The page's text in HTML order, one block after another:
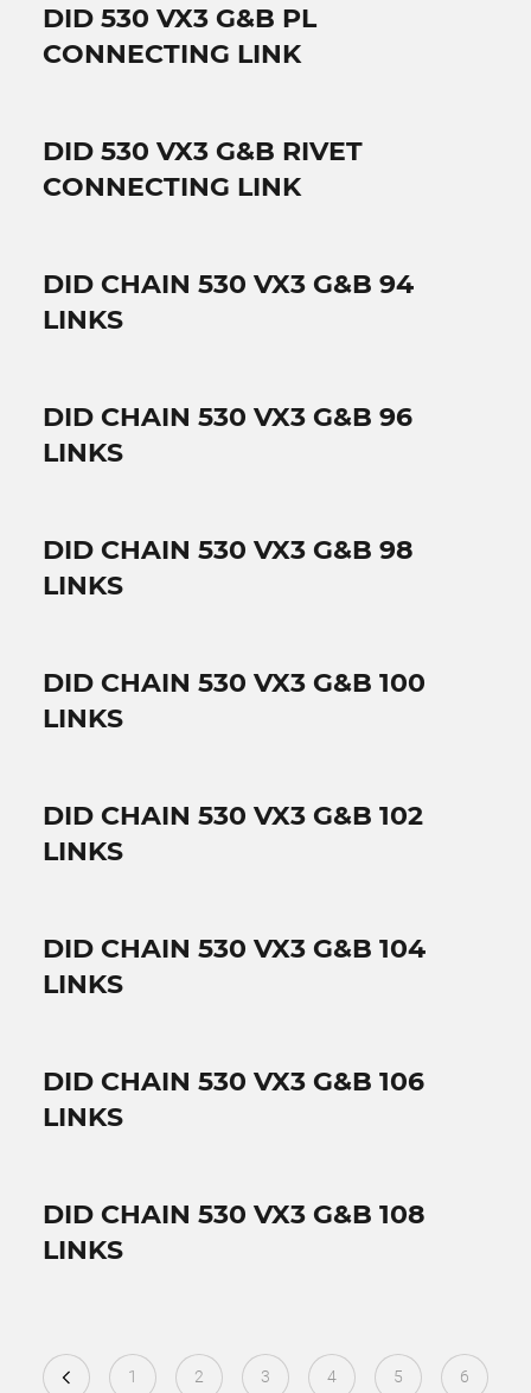
DID 530 VX3 G&B PL
CONNECTING LINK
DID 530 VX3 G&B RIVET
CONNECTING LINK
DID CHAIN 530 VX3 G&B 94
LINKS
DID CHAIN 530 VX3 G&B 96
LINKS
DID CHAIN 530 VX3 G&B 98
LINKS
DID CHAIN 530 VX3 G&B 100
LINKS
DID CHAIN 530 VX3 G&B 102
LINKS
DID CHAIN 530 VX3 G&B 104
LINKS
DID CHAIN 530 VX3 G&B 106
LINKS
DID CHAIN 530 VX3 G&B 108
LINKS
1 2 3 4 5 6